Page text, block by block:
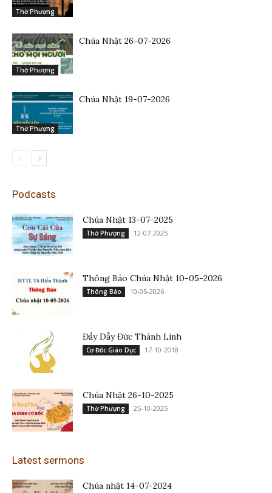
Thờ Phượng
Thờ Phượng
Chúa Nhật 26-07-2026
Thờ Phượng
Chúa Nhật 19-07-2026
Podcasts
Chúa Nhật 13-07-2025
Thờ Phượng 12-07-2025
Thông Báo Chúa Nhật 10-05-2026
Thông Báo 10-05-2026
Đầy Dẫy Đức Thánh Linh
Cơ Đốc Giáo Dục 17-10-2018
Chúa Nhật 26-10-2025
Thờ Phượng 25-10-2025
Latest sermons
Chúa nhật 14-07-2024